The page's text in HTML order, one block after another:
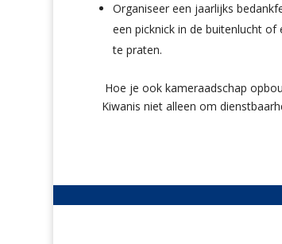
Organiseer een jaarlijks
een picknick in de buitenlucht
te praten.
Hoe je ook kameraadschap
Kiwanis niet alleen om